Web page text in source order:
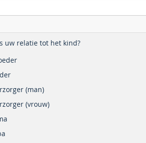
uw relatie tot het kind?
(man)
(vrouw)